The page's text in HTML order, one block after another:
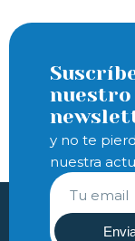
nuestro
y no te
nuestra